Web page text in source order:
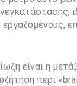
εργαζομένους,
είναι η
περί